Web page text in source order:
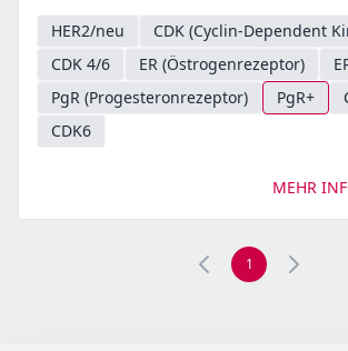
HER2/neu
CDK (Cyclin-Dependent
CDK 4/6
ER (Östrogenrezeptor)
PgR (Progesteronrezeptor)
PgR+
CDK6
MEHR
1